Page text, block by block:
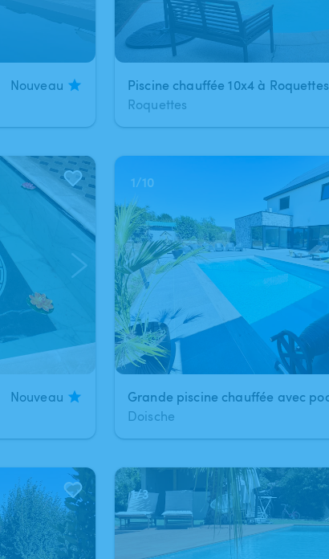
Nouveau
Roquettes
Nouveau
1/10
Doische
1/3